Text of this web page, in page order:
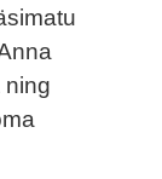
ning